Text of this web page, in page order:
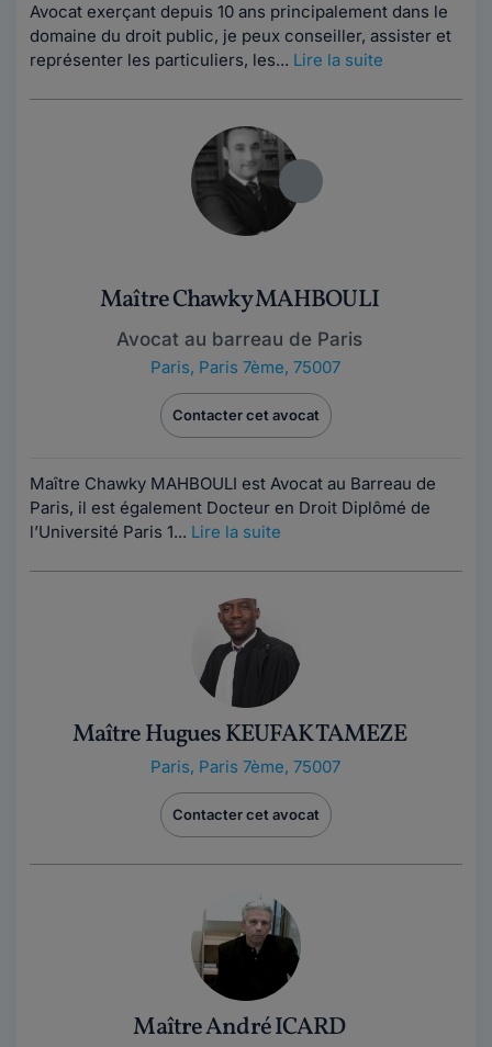
Avocat exerçant depuis 10 ans principalement dans le
domaine du droit public, je peux conseiller, assister et
représenter les particuliers, les... Lire la suite
Maître Chawky MAHBOULI
Avocat au barreau de Paris
Paris, Paris 7ème, 75007
Contacter cet avocat
Maître Chawky MAHBOULI est Avocat au Barreau de
Paris, il est également Docteur en Droit Diplômé de
l’Université Paris 1... Lire la suite
Maître Hugues KEUFAK TAMEZE
Paris, Paris 7ème, 75007
Contacter cet avocat
Maître André ICARD